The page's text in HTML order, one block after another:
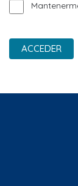
ACCEDER